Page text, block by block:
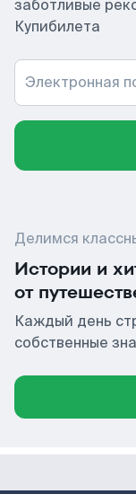
заботливые
Купибилета
Электронная
Делимся
Истории и
от
Каждый день
собственные